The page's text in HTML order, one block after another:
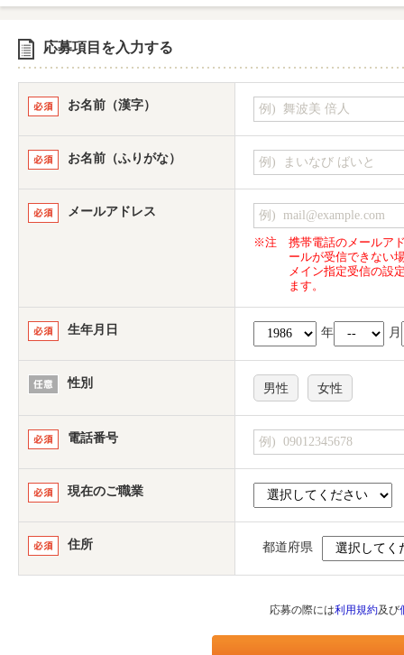
応募項目を入力する
お名前（漢字）
お名前（ふりがな）
メールアドレス
※注
携帯電話のメールア
ールが受信できない
メイン指定受信の設
ます。
生年月日 年 月
性別 男性 女性
電話番号
現在のご職業
住所 都道府県
応募の際には利用規約及び